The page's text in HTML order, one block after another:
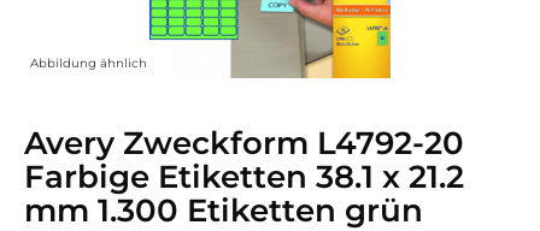
Abbildung ähnlich
Avery Zweckform L4792-20
Farbige Etiketten 38.1 x 21.2
mm 1.300 Etiketten grün